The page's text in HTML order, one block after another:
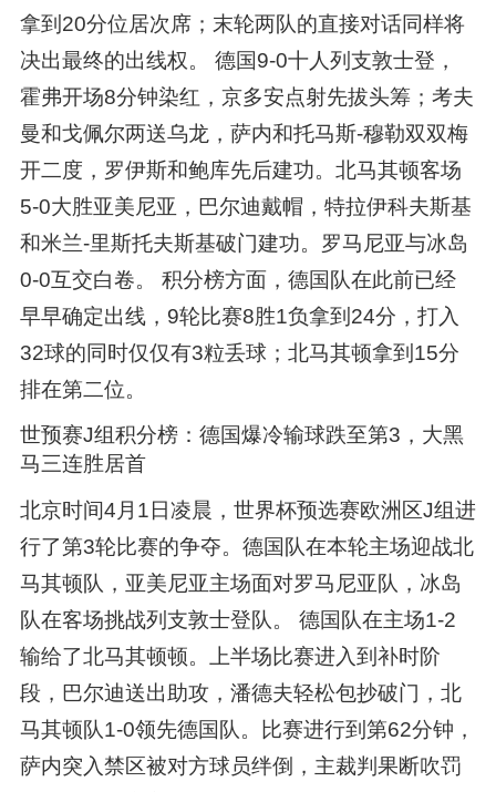
拿到20分位居次席；末轮两队的直接对话同样将
决出最终的出线权。 德国9-0十人列支敦士登，
霍弗开场8分钟染红，京多安点射先拔头筹；考夫
曼和戈佩尔两送乌龙，萨内和托马斯-穆勒双双梅
开二度，罗伊斯和鲍库先后建功。北马其顿客场
5-0大胜亚美尼亚，巴尔迪戴帽，特拉伊科夫斯基
和米兰-里斯托夫斯基破门建功。罗马尼亚与冰岛
0-0互交白卷。 积分榜方面，德国队在此前已经
早早确定出线，9轮比赛8胜1负拿到24分，打入
32球的同时仅仅有3粒丢球；北马其顿拿到15分
排在第二位。
世预赛J组积分榜：德国爆冷输球跌至第3，大黑
马三连胜居首
北京时间4月1日凌晨，世界杯预选赛欧洲区J组进
行了第3轮比赛的争夺。德国队在本轮主场迎战北
马其顿队，亚美尼亚主场面对罗马尼亚队，冰岛
队在客场挑战列支敦士登队。 德国队在主场1-2
输给了北马其顿顿。上半场比赛进入到补时阶
段，巴尔迪送出助攻，潘德夫轻松包抄破门，北
马其顿队1-0领先德国队。比赛进行到第62分钟，
萨内突入禁区被对方球员绊倒，主裁判果断吹罚